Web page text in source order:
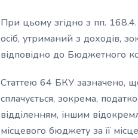
При цьому згідно з пп.
осіб, утриманий з доходів,
відповідно до Бюджетного
Статтею 64 БКУ зазначено,
сплачується, зокрема,
відділенням, іншим
місцевого бюджету за її